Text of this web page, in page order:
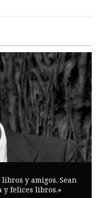
y amigos. Sean
y felices libros.»